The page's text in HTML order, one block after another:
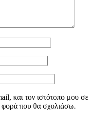
και τον ιστότοπο μου σε
φορά που θα σχολιάσω.